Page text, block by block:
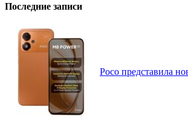
Последние записи
Poco представила